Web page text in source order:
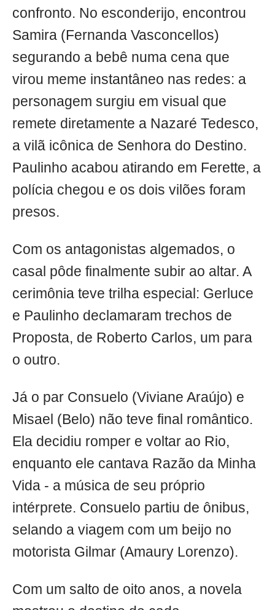
confronto. No esconderijo, encontrou
Samira (Fernanda Vasconcellos)
segurando a bebê numa cena que
virou meme instantâneo nas redes: a
personagem surgiu em visual que
remete diretamente a Nazaré Tedesco,
a vilã icônica de Senhora do Destino.
Paulinho acabou atirando em Ferette, a
polícia chegou e os dois vilões foram
presos.
Com os antagonistas algemados, o
casal pôde finalmente subir ao altar. A
cerimônia teve trilha especial: Gerluce
e Paulinho declamaram trechos de
Proposta, de Roberto Carlos, um para
o outro.
Já o par Consuelo (Viviane Araújo) e
Misael (Belo) não teve final romântico.
Ela decidiu romper e voltar ao Rio,
enquanto ele cantava Razão da Minha
Vida - a música de seu próprio
intérprete. Consuelo partiu de ônibus,
selando a viagem com um beijo no
motorista Gilmar (Amaury Lorenzo).
Com um salto de oito anos, a novela